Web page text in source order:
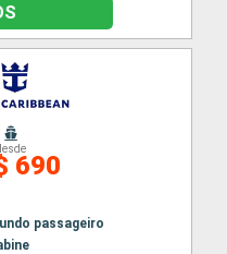
690
passageiro